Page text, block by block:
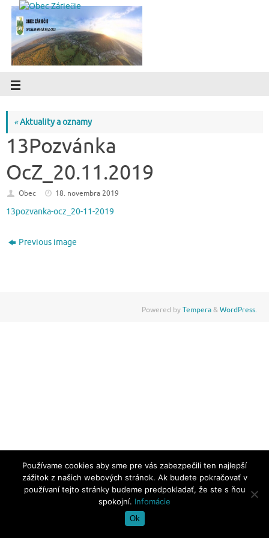
«Aktuality a oznamy
13Pozvánka
OcZ_20.11.2019
Obec 18. novembra 2019
13pozvanka-ocz_20-11-2019
Previous image
Powered byTempera&WordPress.
Používame cookies aby sme pre vás zabezpečili ten najlepší
zážitok z našich webových stránok. Ak budete pokračovať v
používaní tejto stránky budeme predpokladať, že ste s ňou
spokojní. Infomácie
Ok